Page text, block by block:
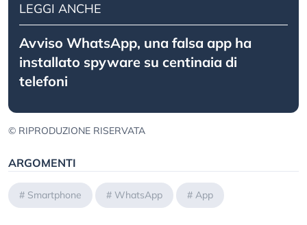
LEGGI ANCHE
Avviso WhatsApp, una falsa app ha
installato spyware su centinaia di
telefoni
© RIPRODUZIONE RISERVATA
ARGOMENTI
# Smartphone # WhatsApp # App